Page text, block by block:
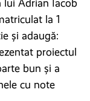
lui Adrian Iacob
la 1
şi adaugă:
proiectul
bun şi a
cu note